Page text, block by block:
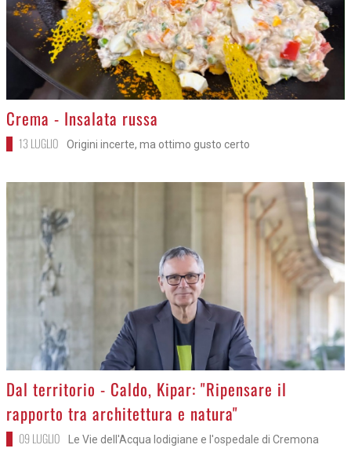
>
Crema - Insalata russa
13 LUGLIO Origini incerte, ma ottimo gusto certo
>
Dal territorio - Caldo, Kipar: "Ripensare il
rapporto tra architettura e natura"
09 LUGLIO Le Vie dell'Acqua lodigiane e l'ospedale di Cremona